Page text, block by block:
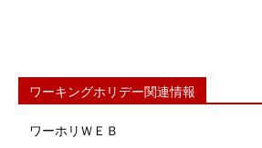
ワーキングホリデー関連情報
ワーホリＷＥＢ